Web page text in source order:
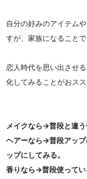
自分の好みのアイテム
すが、家族になること
恋人時代を思い出させ
化してみることがおスス
メイクなら→普段と違う
ヘアーなら→普段アッ
ップにしてみる。
香りなら→普段使ってい